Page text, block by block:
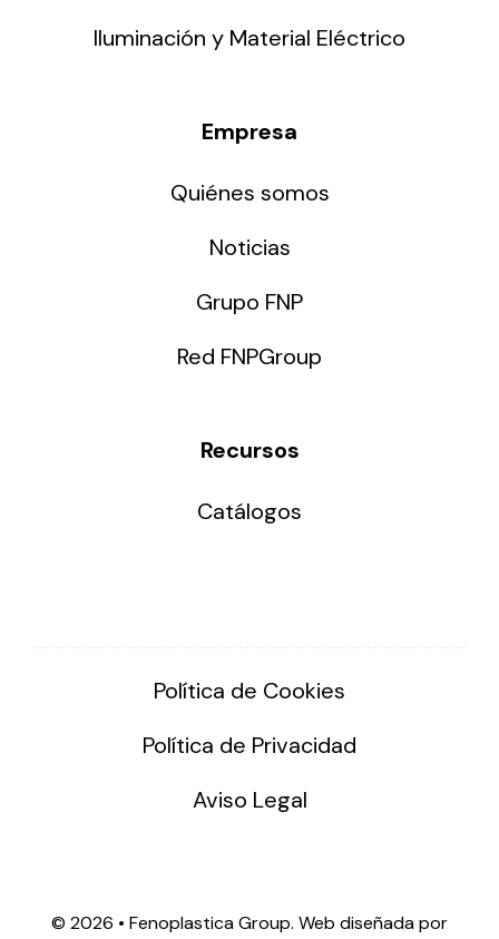
Iluminación y Material Eléctrico
Empresa
Quiénes somos
Noticias
Grupo FNP
Red FNPGroup
Recursos
Catálogos
Política de Cookies
Política de Privacidad
Aviso Legal
© 2026 • Fenoplastica Group. Web diseñada por